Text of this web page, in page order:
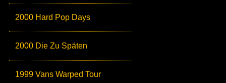
2000 Hard Pop Days
2000 Die Zu Späten
1999 Vans Warped Tour